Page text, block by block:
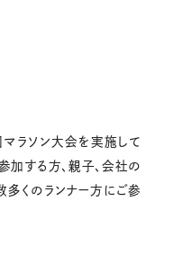
ラソン大会を実施して
加する方、親子、会社の
多くのランナー方にご参